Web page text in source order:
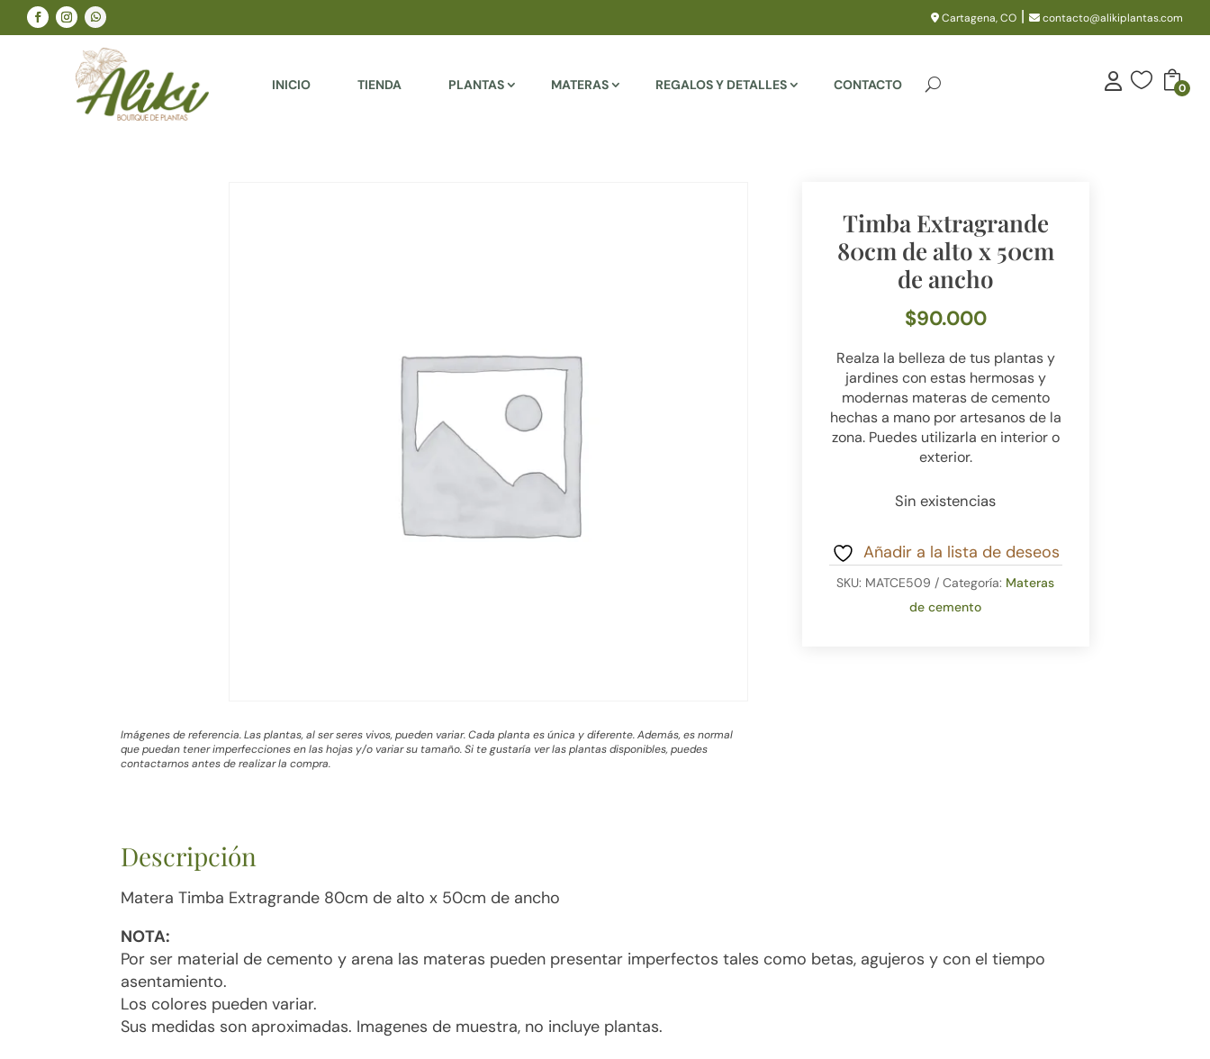
Cartagena, CO | contacto@alikiplantas.com
INICIO TIENDA PLANTAS MATERAS REGALOS Y DETALLES CONTACTO 0

Imágenes de referencia. Las plantas, al ser seres vivos, pueden variar. Cada planta es única y diferente. Además, es normal
que puedan tener imperfecciones en las hojas y/o variar su tamaño. Si te gustaría ver las plantas disponibles, puedes
contactarnos antes de realizar la compra.
Timba Extragrande
80cm de alto x 50cm
de ancho
$90.000
Realza la belleza de tus plantas y
jardines con estas hermosas y
modernas materas de cemento
hechas a mano por artesanos de la
zona. Puedes utilizarla en interior o
exterior.
Sin existencias
Añadir a la lista de deseos
SKU: MATCE509 Categoría: Materas
de cemento
Descripción
Matera Timba Extragrande 80cm de alto x 50cm de ancho
NOTA:
Por ser material de cemento y arena las materas pueden presentar imperfectos tales como betas, agujeros y con el tiempo
asentamiento.
Los colores pueden variar.
Sus medidas son aproximadas. Imagenes de muestra, no incluye plantas.